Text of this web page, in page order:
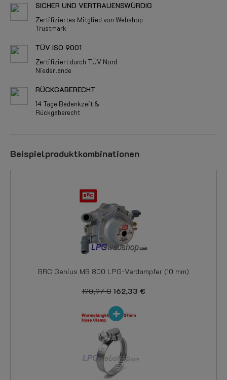
SICHER UND VERTRAUENSWÜRDIG
Zertifiziertes Mitglied von Webshop
Trustmark
TÜV ISO 9001
Zertifiziert durch TÜV Nord
Niederlande
RÜCKGABERECHT
14 Tage Bedenkzeit &
Rückgaberecht
Beispielproduktkombinationen
BRC Genius MB 800 LPG-Verdampfer (10 mm)
190,97 € 162,33 €